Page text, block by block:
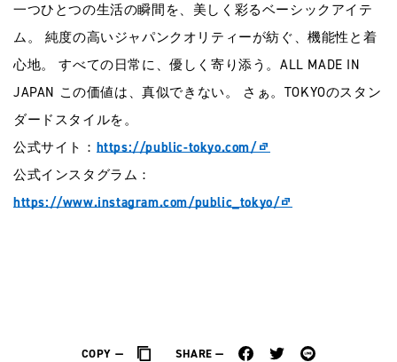
一つひとつの生活の瞬間を、美しく彩るベーシックアイテ
ム。 純度の高いジャパンクオリティーが紡ぐ、機能性と着
心地。 すべての日常に、優しく寄り添う。ALL MADE IN
JAPAN この価値は、真似できない。 さぁ。TOKYOのスタン
ダードスタイルを。
公式サイト： https://public-tokyo.com/
公式インスタグラム：
https://www.instagram.com/public_tokyo/
COPY SHARE